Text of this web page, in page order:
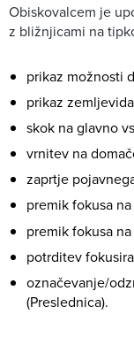
Obiskovalcem je
z bližnjicami na
prikaz možnosti
prikaz
skok na glavno
vrnitev na
zaprtje
premik fokusa
premik fokusa
potrditev
označevanje/
(Preslednica).